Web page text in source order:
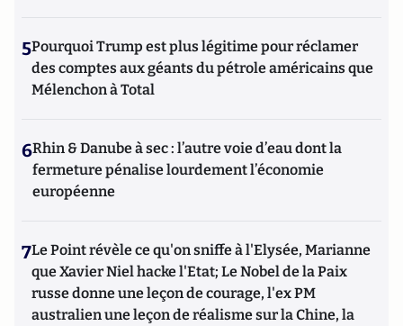
5Pourquoi Trump est plus légitime pour réclamer
des comptes aux géants du pétrole américains que
Mélenchon à Total
6Rhin & Danube à sec : l’autre voie d’eau dont la
fermeture pénalise lourdement l’économie
européenne
7Le Point révèle ce qu'on sniffe à l'Elysée, Marianne
que Xavier Niel hacke l'Etat; Le Nobel de la Paix
russe donne une leçon de courage, l'ex PM
australien une leçon de réalisme sur la Chine, la